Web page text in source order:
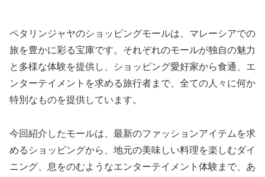
ペタリンジャヤのショッピングモールは、マレーシアでの
旅を豊かに彩る宝庫です。それぞれのモールが独自の魅力
と多様な体験を提供し、ショッピング愛好家から食通、エ
ンターテイメントを求める旅行者まで、全ての人々に何か
特別なものを提供しています。
今回紹介したモールは、最新のファッションアイテムを求
めるショッピングから、地元の美味しい料理を楽しむダイ
ニング、息をのむようなエンターテイメント体験まで、あ